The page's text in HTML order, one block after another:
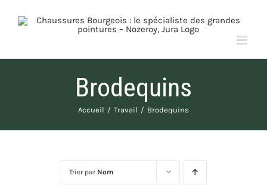
Brodequins
Accueil Travail Brodequins
Trier par Nom